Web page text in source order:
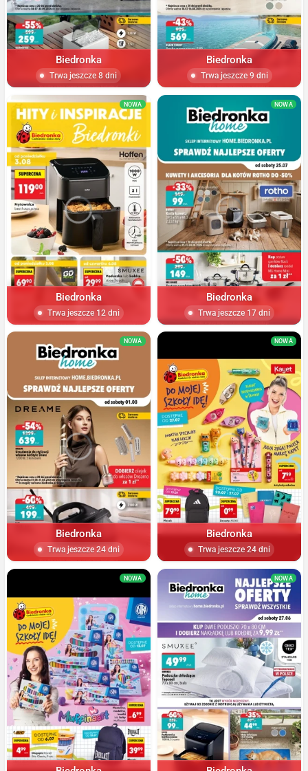
Biedronka
Trwa jeszcze 8 dni
Biedronka
Trwa jeszcze 9 dni
NOWA
Biedronka
Trwa jeszcze 12 dni
NOWA
Biedronka
Trwa jeszcze 17 dni
NOWA
Biedronka
Trwa jeszcze 24 dni
NOWA
Biedronka
Trwa jeszcze 24 dni
NOWA NOWA